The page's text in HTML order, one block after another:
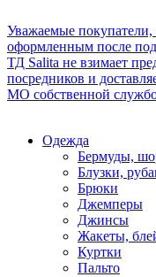
Уважаемые покупатели,
оформленным после
ТД Salita не взимает
посредников и
МО собственной
Одежда
Бермуды,
Блузки,
Брюки
Джемперы
Джинсы
Жакеты,
Куртки
Пальто